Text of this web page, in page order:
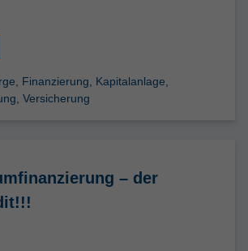
Finanzierung Kapitalanlage
Versicherung
– der